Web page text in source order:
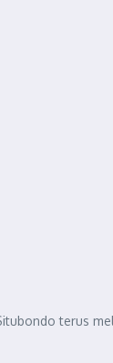
terus